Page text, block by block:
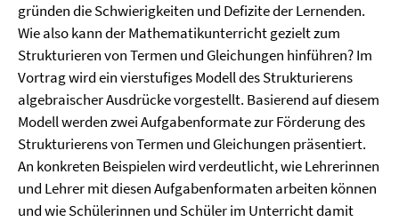
gründen die Schwierigkeiten und Defizite der Lernenden.
Wie also kann der Mathematikunterricht gezielt zum
Strukturieren von Termen und Gleichungen hinführen? Im
Vortrag wird ein vierstufiges Modell des Strukturierens
algebraischer Ausdrücke vorgestellt. Basierend auf diesem
Modell werden zwei Aufgabenformate zur Förderung des
Strukturierens von Termen und Gleichungen präsentiert.
An konkreten Beispielen wird verdeutlicht, wie Lehrerinnen
und Lehrer mit diesen Aufgabenformaten arbeiten können
und wie Schülerinnen und Schüler im Unterricht damit